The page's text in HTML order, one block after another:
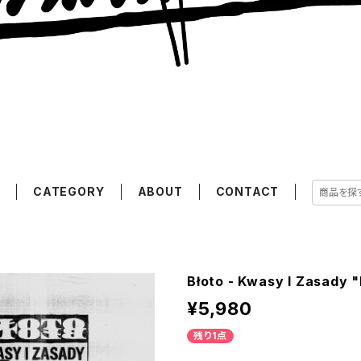
CATEGORY ABOUT CONTACT
Błoto - Kwasy I Zasady
¥5,980
残り1点